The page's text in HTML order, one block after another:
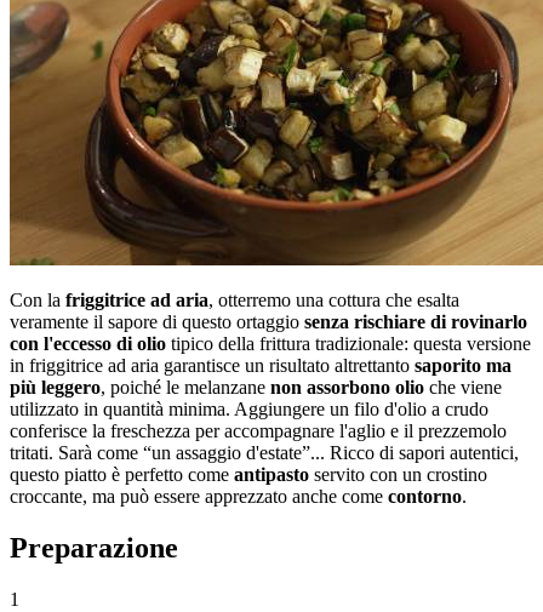
Con la friggitrice ad aria, otterremo una cottura che esalta
veramente il sapore di questo ortaggio senza rischiare di rovinarlo
con l'eccesso di olio tipico della frittura tradizionale: questa versione
in friggitrice ad aria garantisce un risultato altrettanto saporito ma
più leggero, poiché le melanzane non assorbono olio che viene
utilizzato in quantità minima. Aggiungere un filo d'olio a crudo
conferisce la freschezza per accompagnare l'aglio e il prezzemolo
tritati. Sarà come “un assaggio d'estate”... Ricco di sapori autentici,
questo piatto è perfetto come antipasto servito con un crostino
croccante, ma può essere apprezzato anche come contorno.
Preparazione
1